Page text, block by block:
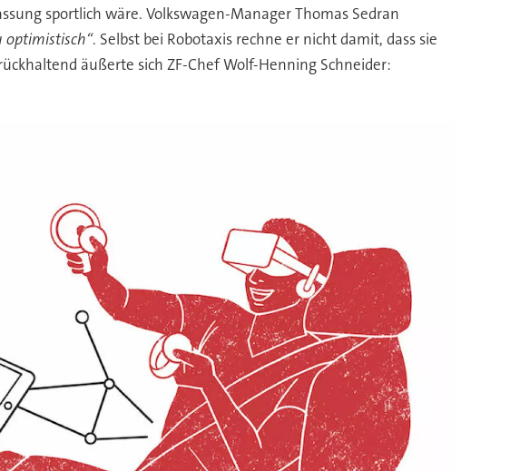
sportlich wäre. Volkswagen-Manager Thomas Sedran
optimistisch“. Selbst bei Robotaxis rechne er nicht damit, dass sie
äußerte sich ZF-Chef Wolf-Henning Schneider: